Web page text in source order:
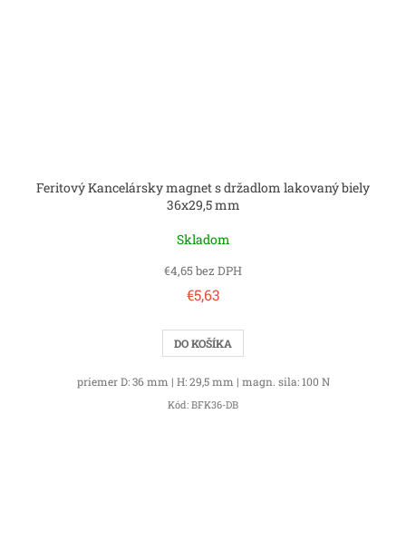
Feritový Kancelársky magnet s držadlom lakovaný biely
36x29,5 mm
Skladom
€4,65 bez DPH
€5,63
DO KOŠÍKA
priemer D: 36 mm | H: 29,5 mm | magn. sila: 100 N
Kód: BFK36-DB